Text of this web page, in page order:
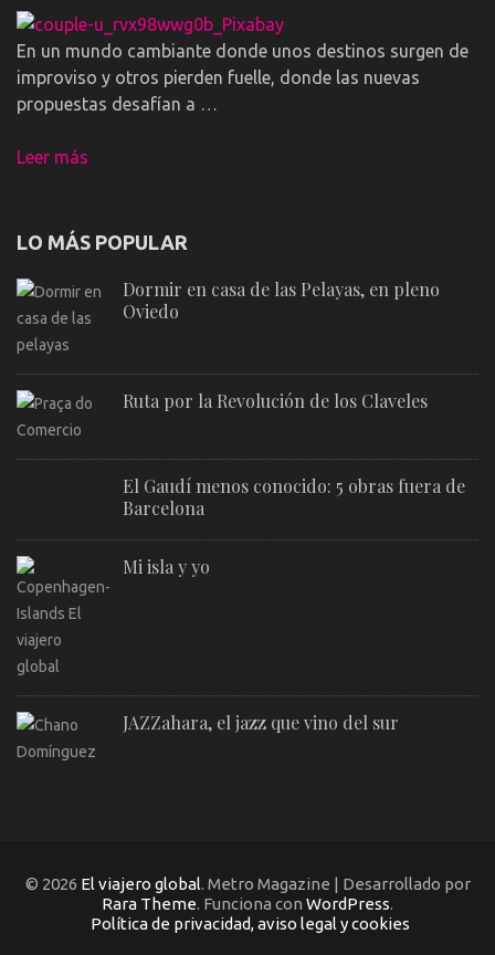
En un mundo cambiante donde unos destinos surgen de
improviso y otros pierden fuelle, donde las nuevas
propuestas desafían a …
Leer más
LO MÁS POPULAR
Dormir en casa de las Pelayas, en pleno
Oviedo
Ruta por la Revolución de los Claveles
El Gaudí menos conocido: 5 obras fuera de
Barcelona
Mi isla y yo
JAZZahara, el jazz que vino del sur
© 2026 El viajero global. Metro Magazine | Desarrollado por
Rara Theme. Funciona con WordPress.
Política de privacidad, aviso legal y cookies